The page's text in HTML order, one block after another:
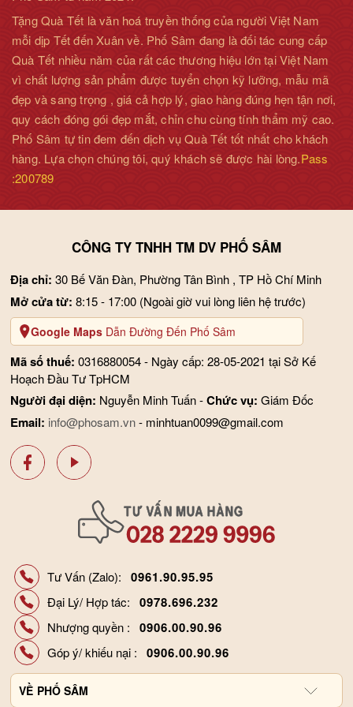
- Nên dùng sản phẩm buổi sáng và buổi chiều, Không nên sử
dụng sau 17h giờ sẽ gây khó ngủ vào ban đêm.
- Không dùng nhân sâm cho người đau bụng thể hàn, đau bụng
tiêu chảy, đầy bụng, trướng bụng…
- Phụ nữ có thai và cho con bú, trẻ nhỏ dưới 4 tuổi không dùng
sản phẩm này.
- Không để nguyên gói hâm trong lò vi sóng.
- Mức độ hiệu quả của sản phẩm tùy thuộc vào cơ địa và tình
trạng sức khỏe của mỗi người.
- Đây là sản phẩm bổ sung dinh dưỡng, không phải là thuốc
chữa bệnh, không có chức năng thay thế thuốc chữa bệnh.
Tặng Quà Tết là văn hoá truyền thống của người Việt Nam
mỗi dịp Tết đến Xuân về. Phố Sâm đang là đối tác cung cấp
Quà Tết nhiều năm của rất các thương hiệu lớn tại Việt Nam
vì chất lượng sản phẩm được tuyển chọn kỹ lưỡng, mẫu mã
đẹp và sang trọng , giá cả hợp lý, giao hàng đúng hẹn tận nơi,
quy cách đóng gói đẹp mắt, chỉn chu cùng tính thẩm mỹ cao.
Phố Sâm tự tin đem đến dịch vụ Quà Tết tốt nhất cho khách
hàng. Lựa chọn chúng tôi, quý khách sẽ được hài lòng.Pass
:200789
CÔNG TY TNHH TM DV PHỐ SÂM
Địa chỉ: 30 Bế Văn Đàn, Phường Tân Bình , TP Hồ Chí Minh
Mở cửa từ:8:15 - 17:00 (Ngoài giờ vui lòng liên hệ trước)
Google Maps Dẫn Đường Đến Phố Sâm
Mã số thuế: 0316880054 - Ngày cấp: 28-05-2021 tại Sở Kế
Hoạch Đầu Tư TpHCM
Người đại diện: Nguyễn Minh Tuấn -Chức vụ: Giám Đốc
Email: info@phosam.vn- minhtuan0099@gmail.com
Tư Vấn (Zalo):0961.90.95.95
Đại Lý/ Hợp tác:0978.696.232
Nhượng quyền :0906.00.90.96
Góp ý/ khiếu nại :0906.00.90.96
VỀ PHỐ SÂM